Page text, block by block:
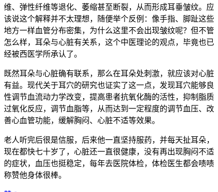
维、弹性纤维等退化、萎缩甚至断裂，从而形成耳垂皱纹。应
该说这个解释并不太理想，随便举个反例：像手指、脚趾这些
地方一样血管分布密集，为什么这里不会出现皱纹呢？但不管
怎么样，耳朵与心脏有关系，这个中医理论的观点，毕竟也已
经被西医学所承认了。
既然耳朵与心脏确有联系，那么在耳朵处刺激，就应该对心脏
有益。现代关于耳穴的研究也证实了这一点，发现耳穴能够良
性调节血流动力学改变，提高患者抗氧化酶的活性，抑制脂质
过氧化反应，调节血脂等，从而达到一定程度的调节血压、改
善心血管功能，缓解胸闷、心脏不适等效果。
老人听完后很是信服，后来他一直坚持服药，并每天扯耳朵，
现在都快七十岁了，心脏还一直很健康，没有再出现胸闷不适
的症状，血压也挺稳定，每年去医院体检，体检医生都会啧啧
称赞他身体很棒。